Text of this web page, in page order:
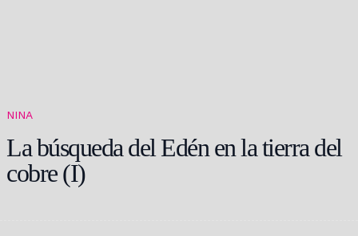
NINA
La búsqueda del Edén en la tierra del
cobre (I)